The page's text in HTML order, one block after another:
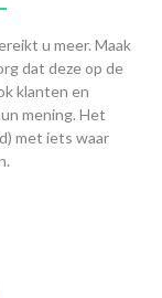
u meer. Maak
dat deze op de
klanten en
mening. Het
met iets waar